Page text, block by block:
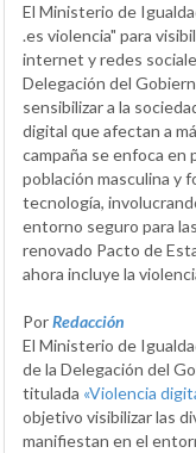
El Ministerio de
.es violencia" para
internet y redes
Delegación del
sensibilizar a la
digital que afectan a
campaña se enfoca
población masculina y
tecnología,
entorno seguro para
renovado Pacto de
ahora incluye la
PorRedacción
El Ministerio de
de la Delegación del
titulada «Violencia
objetivo visibilizar las
manifiestan en el